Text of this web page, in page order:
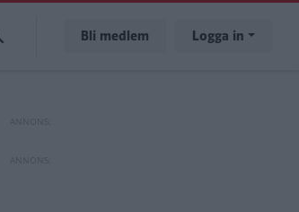
Bli medlem Logga in